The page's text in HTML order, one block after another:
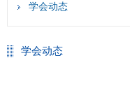
学会动态
学会动态